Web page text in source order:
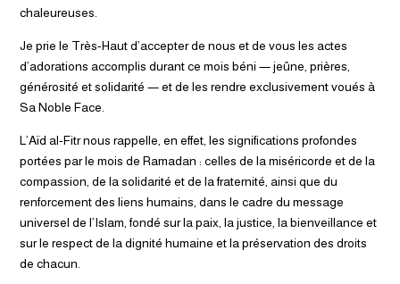
chaleureuses.
Je prie le Très-Haut d’accepter de nous et de vous les actes
d’adorations accomplis durant ce mois béni — jeûne, prières,
générosité et solidarité — et de les rendre exclusivement voués à
Sa Noble Face.
L’Aïd al-Fitr nous rappelle, en effet, les significations profondes
portées par le mois de Ramadan : celles de la miséricorde et de la
compassion, de la solidarité et de la fraternité, ainsi que du
renforcement des liens humains, dans le cadre du message
universel de l’Islam, fondé sur la paix, la justice, la bienveillance et
sur le respect de la dignité humaine et la préservation des droits
de chacun.